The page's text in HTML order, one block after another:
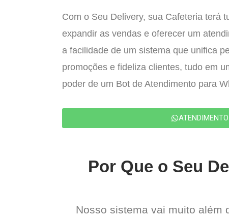
Com o Seu Delivery, sua Cafeteria terá
expandir as vendas e oferecer um
a facilidade de um sistema que unifica
promoções e fideliza clientes, tudo em
poder de um Bot de Atendimento para
ATENDIMENTO
Por Que o Seu
Nosso sistema vai muito além